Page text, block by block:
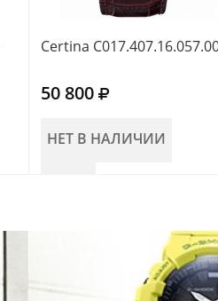
Certina
50 800
НЕТ В НАЛИЧИИ